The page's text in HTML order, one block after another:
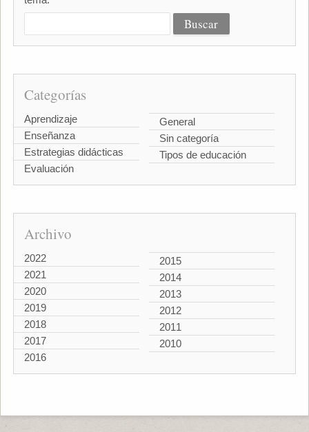
Categorías
Aprendizaje
Enseñanza
Estrategias didácticas
Evaluación
General
Sin categoría
Tipos de educación
Archivo
2022
2021
2020
2019
2018
2017
2016
2015
2014
2013
2012
2011
2010